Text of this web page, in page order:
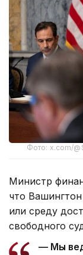
Фото: x.com/
Министр
что
или среду
свободного
— Мы